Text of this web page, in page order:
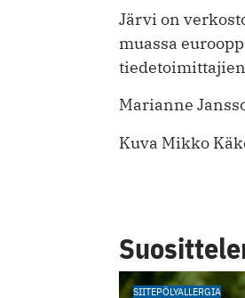
Järvi on
muassa
Marianne
Kuva Mikko
SIITEPÖLYALLERGIA